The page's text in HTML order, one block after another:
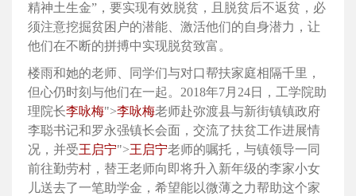
精神土生金”，要实现有效脱贫，且脱贫后不返贫，必
须注意挖掘贫困户的潜能、激活他们的自身潜力，让
他们在不断的拼搏中实现脱贫致富。
楼雨和她的老师、同学们与对口帮扶家庭相隔千里，
但心仍时刻与他们在一起。2018年7月24日，工学院助
理院长李咏梅">李咏梅老师赴弥渡县与新街镇镇政府
李聪书记和罗永强镇长会面，交流了扶贫工作进展情
况，并受王启宁">王启宁老师的嘱托，与镇领导一同
前往勤劳村，替王老师向即将升入新年级的李家小女
儿送去了一笔助学金，希望能以微薄之力帮助这个家